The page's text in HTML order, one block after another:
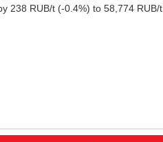
238 RUB/t (-0.4%) to 58,774 RUB/t.